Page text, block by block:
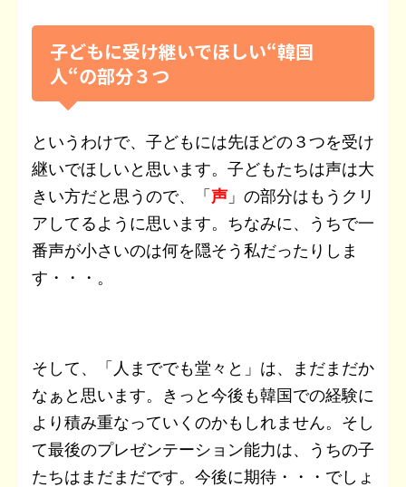
子どもに受け継いでほしい“韓国
人“の部分３つ
というわけで、子どもには先ほどの３つを受け
継いでほしいと思います。子どもたちは声は大
きい方だと思うので、「 声 」の部分はもうクリ
アしてるように思います。ちなみに、うちで一
番声が小さいのは何を隠そう私だったりしま
す・・・。
そして、「人まででも堂々と」は、まだまだか
なぁと思います。きっと今後も韓国での経験に
より積み重なっていくのかもしれません。そし
て最後のプレゼンテーション能力は、うちの子
たちはまだまだです。今後に期待・・・でしょ